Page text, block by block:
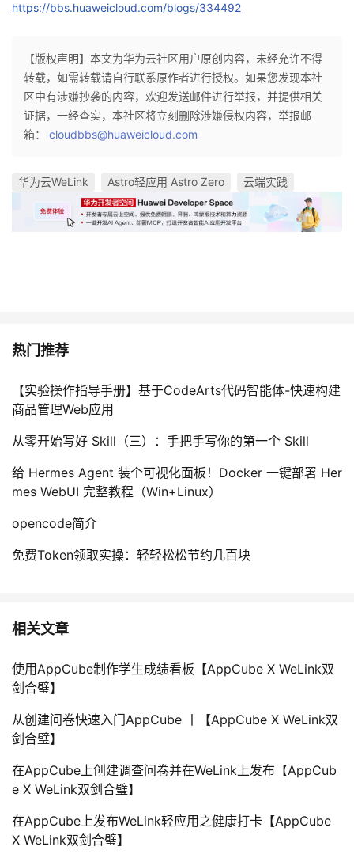
https://bbs.huaweicloud.com/blogs/334492
【版权声明】本文为华为云社区用户原创内容，未经允许不得
转载，如需转载请自行联系原作者进行授权。如果您发现本社
区中有涉嫌抄袭的内容，欢迎发送邮件进行举报，并提供相关
证据，一经查实，本社区将立刻删除涉嫌侵权内容，举报邮
箱： cloudbbs@huaweicloud.com
华为云WeLink Astro轻应用 Astro Zero 云端实践
热门推荐
【实验操作指导手册】基于CodeArts代码智能体-快速构建
商品管理Web应用
从零开始写好 Skill（三）：手把手写你的第一个 Skill
给 Hermes Agent 装个可视化面板！Docker 一键部署 Her
mes WebUI 完整教程（Win+Linux）
opencode简介
免费Token领取实操：轻轻松松节约几百块
相关文章
使用AppCube制作学生成绩看板【AppCube X WeLink双
剑合璧】
从创建问卷快速入门AppCube 丨【AppCube X WeLink双
剑合璧】
在AppCube上创建调查问卷并在WeLink上发布【AppCub
e X WeLink双剑合璧】
在AppCube上发布WeLink轻应用之健康打卡【AppCube
X WeLink双剑合璧】